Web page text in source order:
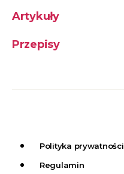
Artykuły
Przepisy
Polityka prywatności
Regulamin